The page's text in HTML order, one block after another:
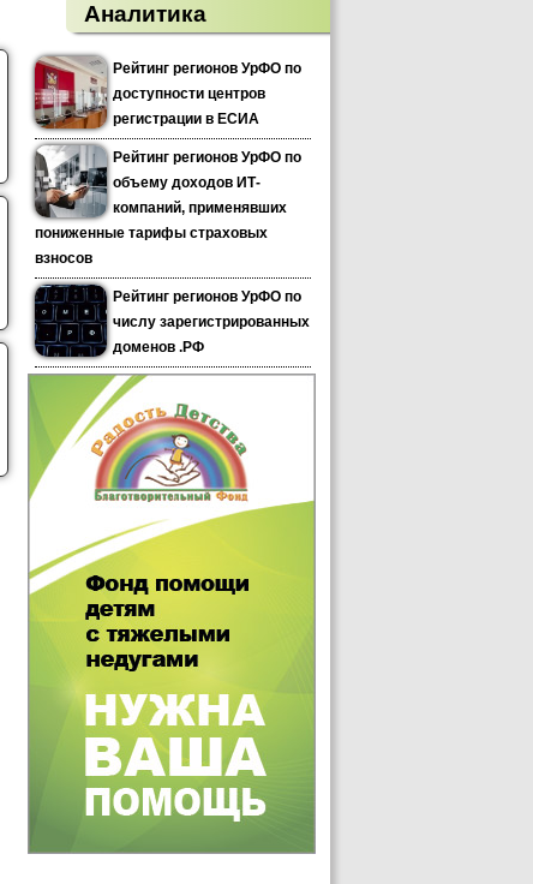
Аналитика
Рейтинг регионов УрФО по
доступности центров
регистрации в ЕСИА
Рейтинг регионов УрФО по
объему доходов ИТ-
компаний, применявших
пониженные тарифы страховых
взносов
Рейтинг регионов УрФО по
числу зарегистрированных
доменов .РФ